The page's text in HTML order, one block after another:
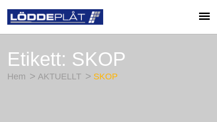
Etikett: SKOP
Hem AKTUELLT SKOP